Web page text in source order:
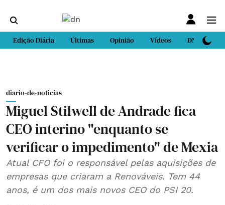
Edição Diária Últimas Opinião Vídeos DN Sport
diario-de-noticias
Miguel Stilwell de Andrade fica
CEO interino "enquanto se
verificar o impedimento" de Mexia
Atual CFO foi o responsável pelas aquisições de
empresas que criaram a Renováveis. Tem 44
anos, é um dos mais novos CEO do PSI 20.